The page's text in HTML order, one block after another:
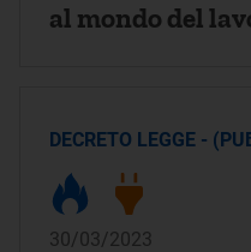
al mondo del
DECRETO LEGGE -
30/03/2023